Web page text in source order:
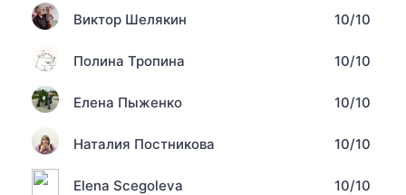
Виктор Шелякин 10/10
Полина Тропина 10/10
Елена Пыженко 10/10
Наталия Постникова 10/10
Elena Scegoleva 10/10